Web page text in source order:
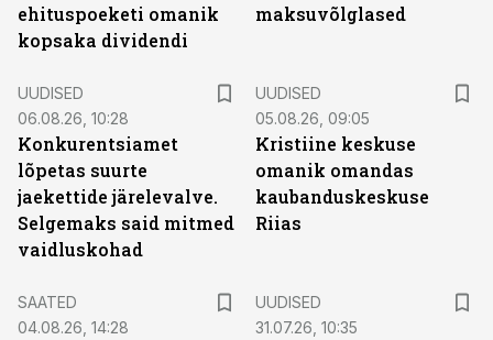
ehituspoeketi omanik
kopsaka dividendi
maksuvõlglased
UUDISED
06.08.26, 10:28
Konkurentsiamet
lõpetas suurte
jaekettide järelevalve.
Selgemaks said mitmed
vaidluskohad
UUDISED
05.08.26, 09:05
Kristiine keskuse
omanik omandas
kaubanduskeskuse
Riias
SAATED
04.08.26, 14:28
UUDISED
31.07.26, 10:35